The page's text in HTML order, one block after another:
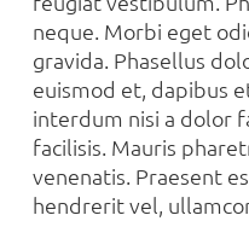
neque. Morbi eget
gravida. Phasellus
euismod et, dapibus
interdum nisi a dolor
facilisis. Mauris
venenatis. Praesent
hendrerit vel,